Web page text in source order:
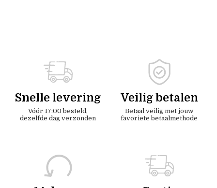
Snelle levering
Vóór 17:00 besteld,
dezelfde dag verzonden
Veilig betalen
Betaal veilig met jouw
favoriete betaalmethode